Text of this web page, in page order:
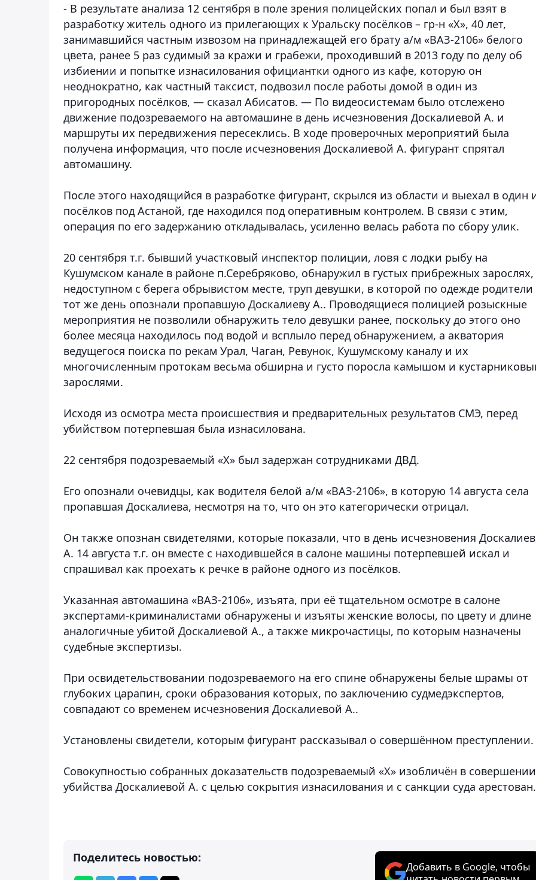
- В результате анализа 12 сентября в поле зрения полицейских попал и был взят в
разработку житель одного из прилегающих к Уральску посёлков – гр-н «Х», 40 лет,
занимавшийся частным извозом на принадлежащей его брату а/м «ВАЗ-2106» белого
цвета, ранее 5 раз судимый за кражи и грабежи, проходивший в 2013 году по делу об
избиении и попытке изнасилования официантки одного из кафе, которую он
неоднократно, как частный таксист, подвозил после работы домой в один из
пригородных посёлков, — сказал Абисатов. — По видеосистемам было отслежено
движение подозреваемого на автомашине в день исчезновения Доскалиевой А. и
маршруты их передвижения пересеклись. В ходе проверочных мероприятий была
получена информация, что после исчезновения Доскалиевой А. фигурант спрятал
автомашину.
После этого находящийся в разработке фигурант, скрылся из области и выехал в один
посёлков под Астаной, где находился под оперативным контролем. В связи с этим,
операция по его задержанию откладывалась, усиленно велась работа по сбору улик.
20 сентября т.г. бывший участковый инспектор полиции, ловя с лодки рыбу на
Кушумском канале в районе п.Серебряково, обнаружил в густых прибрежных зарослях,
недоступном с берега обрывистом месте, труп девушки, в которой по одежде родители
тот же день опознали пропавшую Доскалиеву А.. Проводящиеся полицией розыскные
мероприятия не позволили обнаружить тело девушки ранее, поскольку до этого оно
более месяца находилось под водой и всплыло перед обнаружением, а акватория
ведущегося поиска по рекам Урал, Чаган, Ревунок, Кушумскому каналу и их
многочисленным протокам весьма обширна и густо поросла камышом и
зарослями.
Исходя из осмотра места происшествия и предварительных результатов СМЭ, перед
убийством потерпевшая была изнасилована.
22 сентября подозреваемый «Х» был задержан сотрудниками ДВД.
Его опознали очевидцы, как водителя белой а/м «ВАЗ-2106», в которую 14 августа села
пропавшая Доскалиева, несмотря на то, что он это категорически отрицал.
Он также опознан свидетелями, которые показали, что в день исчезновения
А. 14 августа т.г. он вместе с находившейся в салоне машины потерпевшей искал и
спрашивал как проехать к речке в районе одного из посёлков.
Указанная автомашина «ВАЗ-2106», изъята, при её тщательном осмотре в салоне
экспертами-криминалистами обнаружены и изъяты женские волосы, по цвету и длине
аналогичные убитой Доскалиевой А., а также микрочастицы, по которым назначены
судебные экспертизы.
При освидетельствовании подозреваемого на его спине обнаружены белые шрамы от
глубоких царапин, сроки образования которых, по заключению судмедэкспертов,
совпадают со временем исчезновения Доскалиевой А..
Установлены свидетели, которым фигурант рассказывал о совершённом преступлении.
Совокупностью собранных доказательств подозреваемый «Х» изобличён в совершении
убийства Доскалиевой А. с целью сокрытия изнасилования и с санкции суда арестован.
Поделитесь новостью:
Добавить в Google, чтобы